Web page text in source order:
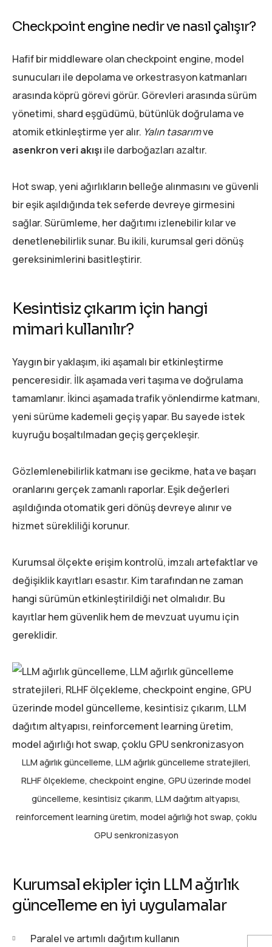
Checkpoint engine nedir ve nasıl çalışır?
Hafif bir middleware olan checkpoint engine, model
sunucuları ile depolama ve orkestrasyon katmanları
arasında köprü görevi görür. Görevleri arasında sürüm
yönetimi, shard eşgüdümü, bütünlük doğrulama ve
atomik etkinleştirme yer alır. Yalın tasarımve
asenkron veri akışı ile darboğazları azaltır.
Hot swap, yeni ağırlıkların belleğe alınmasını ve güvenli
bir eşik aşıldığında tek seferde devreye girmesini
sağlar. Sürümleme, her dağıtımı izlenebilir kılar ve
denetlenebilirlik sunar. Bu ikili, kurumsal geri dönüş
gereksinimlerini basitleştirir.
Kesintisiz çıkarım için hangi
mimari kullanılır?
Yaygın bir yaklaşım, iki aşamalı bir etkinleştirme
penceresidir. İlk aşamada veri taşıma ve doğrulama
tamamlanır. İkinci aşamada trafik yönlendirme katmanı,
yeni sürüme kademeli geçiş yapar. Bu sayede istek
kuyruğu boşaltılmadan geçiş gerçekleşir.
Gözlemlenebilirlik katmanı ise gecikme, hata ve başarı
oranlarını gerçek zamanlı raporlar. Eşik değerleri
aşıldığında otomatik geri dönüş devreye alınır ve
hizmet sürekliliği korunur.
Kurumsal ölçekte erişim kontrolü, imzalı artefaktlar ve
değişiklik kayıtları esastır. Kim tarafından ne zaman
hangi sürümün etkinleştirildiği net olmalıdır. Bu
kayıtlar hem güvenlik hem de mevzuat uyumu için
gereklidir.
LLM ağırlık güncelleme, LLM ağırlık güncelleme stratejileri,
RLHF ölçekleme, checkpoint engine, GPU üzerinde model
güncelleme, kesintisiz çıkarım, LLM dağıtım altyapısı,
reinforcement learning üretim, model ağırlığı hot swap, çoklu
GPU senkronizasyon
Kurumsal ekipler için LLM ağırlık
güncelleme en iyi uygulamalar
Paralel ve artımlı dağıtım kullanın